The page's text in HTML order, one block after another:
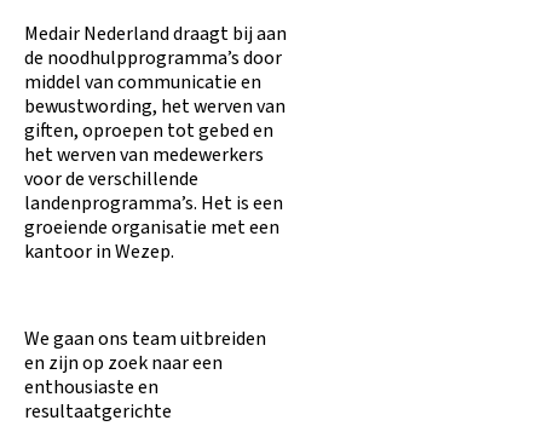
Medair Nederland draagt bij aan
de noodhulpprogramma’s door
middel van communicatie en
bewustwording, het werven van
giften, oproepen tot gebed en
het werven van medewerkers
voor de verschillende
landenprogramma’s. Het is een
groeiende organisatie met een
kantoor in Wezep.
We gaan ons team uitbreiden
en zijn op zoek naar een
enthousiaste en
resultaatgerichte